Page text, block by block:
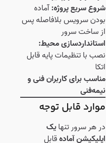
شروع سریع پروژه:آماده
بودن سرویس بلافاصله پس
از ساخت سرور
استانداردسازی محیط:
نصب با تنظیمات پایه قابل
اتکا
مناسب برای کاربران فنی و
نیمه‌فنی
موارد قابل توجه
در هر سرور تنهایک
اپلیکیشن آمادهقابل